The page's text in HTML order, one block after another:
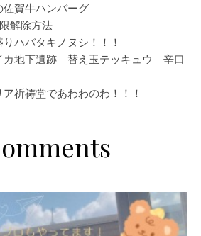
賀牛ハンバーグ
解除方法
ハバタキノヌシ！！！
地下遺跡 替え玉テッキュウ 辛口
祈祷堂であわわのわ！！！